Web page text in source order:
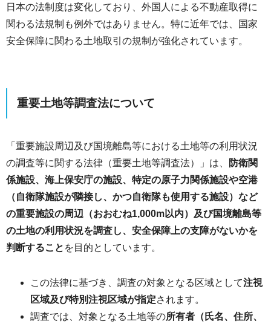
日本の法制度は変化しており、外国人による不動産取得に
関わる法規制も例外ではありません。特に近年では、国家
安全保障に関わる土地取引の規制が強化されています。
重要土地等調査法について
「重要施設周辺及び国境離島等における土地等の利用状況
の調査等に関する法律（重要土地等調査法）」は、
防衛関
係施設、海上保安庁の施設、特定の原子力関係施設や空港
（自衛隊施設が隣接し、かつ自衛隊も使用する施設）など
の重要施設の周辺（おおむね1,000m以内）及び国境離島等
の土地の利用状況を調査し、安全保障上の支障がないかを
判断すること を目的としています。
この法律に基づき、調査の対象となる区域として注視
区域及び特別注視区域が指定されます。
調査では、対象となる土地等の所有者（氏名、住所、